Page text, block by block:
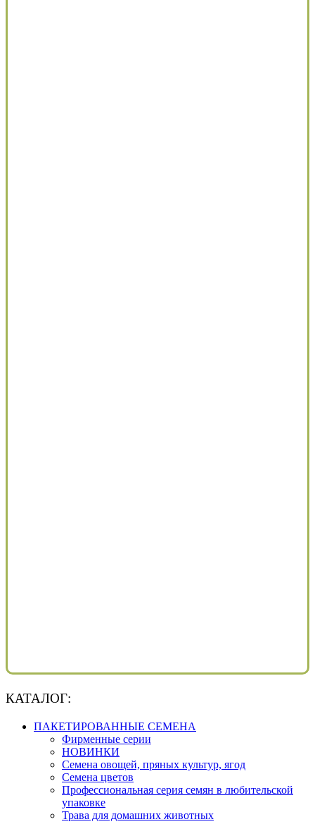
КАТАЛОГ:
ПАКЕТИРОВАННЫЕ СЕМЕНА
Фирменные серии
НОВИНКИ
Семена овощей, пряных культур, ягод
Семена цветов
Профессиональная серия семян в любительской
упаковке
Трава для домашних животных